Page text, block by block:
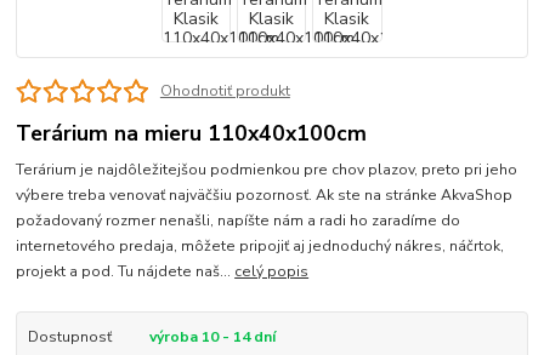
Ohodnotiť produkt
Terárium na mieru 110x40x100cm
Terárium je najdôležitejšou podmienkou pre chov plazov, preto pri jeho
výbere treba venovať najväčšiu pozornosť. Ak ste na stránke AkvaShop
požadovaný rozmer nenašli, napíšte nám a radi ho zaradíme do
internetového predaja, môžete pripojiť aj jednoduchý nákres, náčrtok,
projekt a pod. Tu nájdete naš... celý popis
Dostupnosť výroba 10 - 14 dní